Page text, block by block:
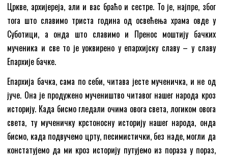
Цркве, архијереја, али и вас браћо и сестре. То је, најпре, због
тога што славимо триста година од освећења храма овде у
Суботици, а онда што славимо и Пренос моштију бачких
мученика и све то је уоквирено у епархијску славу – у славу
Епархије бачке.
Епархија бачка, сама по себи, читава јесте мученичка, и не од
јуче. Она је продужено мучеништво читавог нашег народа кроз
историју. Када бисмо гледали очима овога света, логиком овога
света, ту мученичку крстоносну историју нашег народа, онда
бисмо, када подвучемо црту, песимистички, без наде, могли да
констатујемо да ми кроз историју путујемо из пораза у пораз,